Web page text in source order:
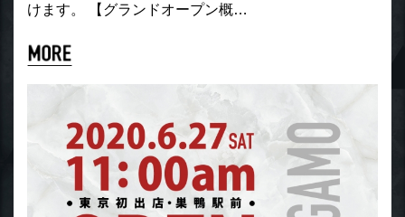
けます。 【グランドオープン概…